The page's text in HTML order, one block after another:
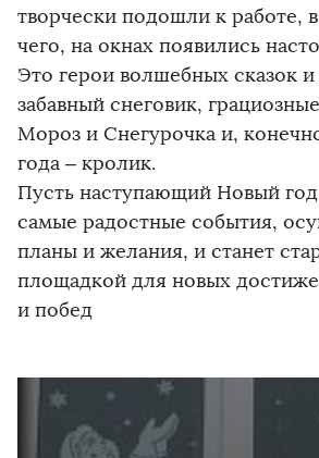
творчески подошли к работе, в
чего, на окнах появились
Это герои волшебных сказок
забавный снеговик,
Мороз и Снегурочка и,
года – кролик.
Пусть наступающий Новый
самые радостные события,
планы и желания, и станет
площадкой для новых
и побед